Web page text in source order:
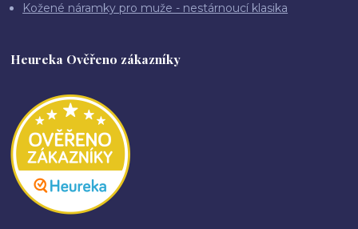
Kožené náramky pro muže - nestárnoucí klasika
Heureka Ověřeno zákazníky